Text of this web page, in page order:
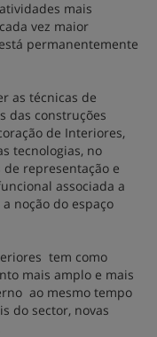
mais
vez maior
permanentemente
as técnicas de
das construções
de Interiores,
tecnologias, no
representação e
associada a
noção do espaço
tem como
mais amplo e mais
ao mesmo tempo
do sector, novas